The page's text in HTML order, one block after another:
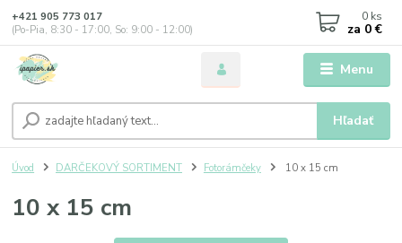
Menu
Hľadať
+421 905 773 017
(Po-Pia, 8:30 - 17:00, So: 9:00 - 12:00)
0 ks
za 0 €
Úvod DARČEKOVÝ SORTIMENT Fotorámčeky 10 x 15 cm
10 x 15 cm